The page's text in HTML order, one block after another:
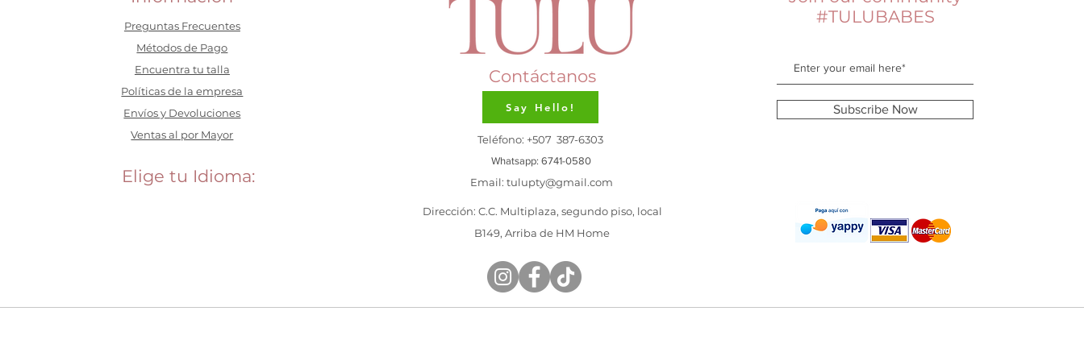
Preguntas Frecuentes
​Métodos de Pago
Encuentra tu talla
Políticas de la empresa
Envíos y Devoluciones
Ventas al por Mayor
Elige tu Idioma:
Contáctanos
Say Hello!
Teléfono: +507 387-6303
Whatsapp: 6741-0580
Email: tulupty@gmail.com
Dirección: C.C. Multiplaza, segundo piso, local
B149, Arriba de HM Home
#TULUBABES
Subscribe Now